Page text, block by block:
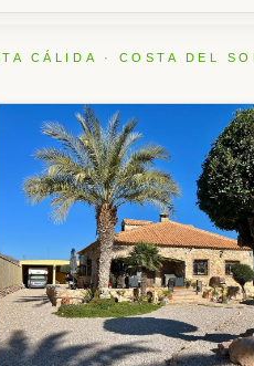
CÁLIDA · COSTA DEL